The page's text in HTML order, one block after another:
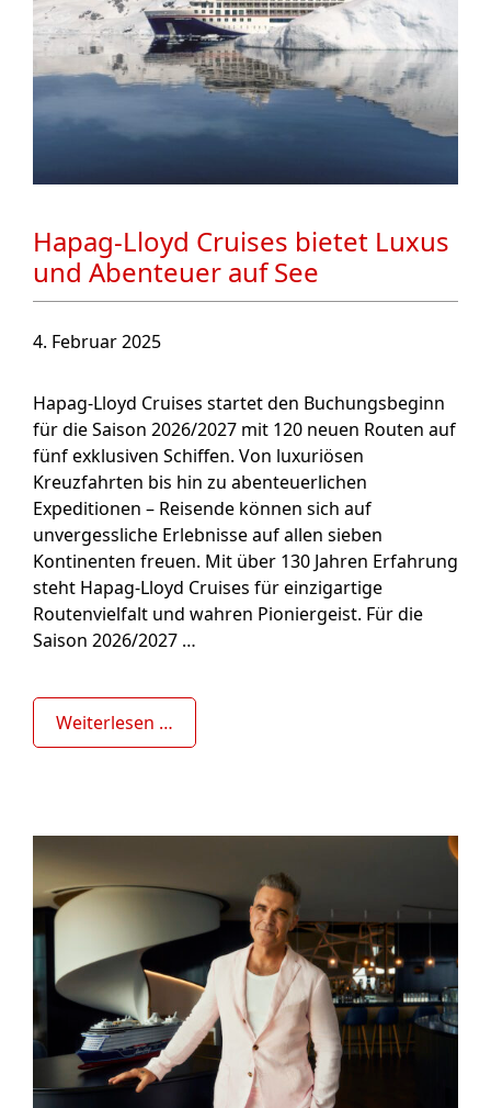
Hapag-Lloyd Cruises bietet Luxus
und Abenteuer auf See
4. Februar 2025
Hapag-Lloyd Cruises startet den Buchungsbeginn
für die Saison 2026/2027 mit 120 neuen Routen auf
fünf exklusiven Schiffen. Von luxuriösen
Kreuzfahrten bis hin zu abenteuerlichen
Expeditionen – Reisende können sich auf
unvergessliche Erlebnisse auf allen sieben
Kontinenten freuen. Mit über 130 Jahren Erfahrung
steht Hapag-Lloyd Cruises für einzigartige
Routenvielfalt und wahren Pioniergeist. Für die
Saison 2026/2027 …
Weiterlesen …